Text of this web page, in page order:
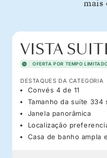
mais
VISTA
OFERTA POR TEMPO
DESTAQUES DA CATEGORIA
Convés 4 de 11
Tamanho da suíte 334
Janela panorâmica
Localização
Casa de banho ampla